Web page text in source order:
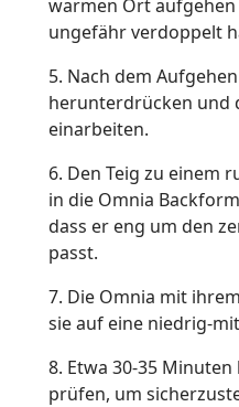
warmen Ort aufgehen
ungefähr verdoppelt
5. Nach dem
herunterdrücken und
einarbeiten.
6. Den Teig zu einem
in die Omnia
dass er eng um den
passt.
7. Die Omnia mit
sie auf eine niedrig-
8. Etwa 30-35
prüfen, um